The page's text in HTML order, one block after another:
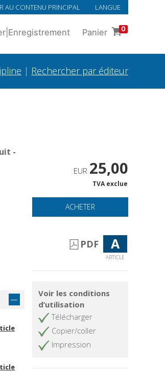
AU CONTENU PRINCIPAL LANGUE
Enregistrement Panier 0
| Rechercher par éditeur
-
EUR 25,00
TVA exclue
ACHETER
PDF A
ARTICLE
Voir les conditions
d’utilisation
Télécharger
Copier/coller
Impression